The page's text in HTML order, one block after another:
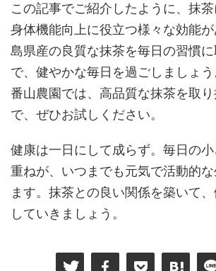
この記事でご紹介したように、抹
身体機能向上に役立つ様々な効能
島県産の良質な抹茶を毎日の習慣
で、健やかな毎日を過ごしましょ
番山農園では、高品質な抹茶を取
で、ぜひお試しください。
健康は一日にして成らず。毎日の
重ねが、いつまでも元気で活動的
ます。抹茶との良い関係を築いて
していきましょう。